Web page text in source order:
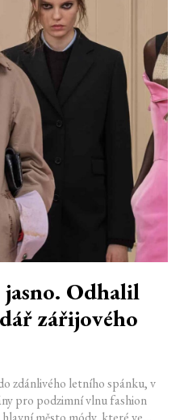
Odhalil
zářijového
zdánlivého letního spánku, v
pro podzimní vlnu fashion